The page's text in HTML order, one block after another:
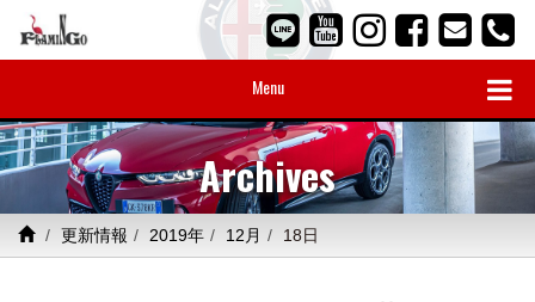
Menu
Archives
更新情報 2019年 12月 18日